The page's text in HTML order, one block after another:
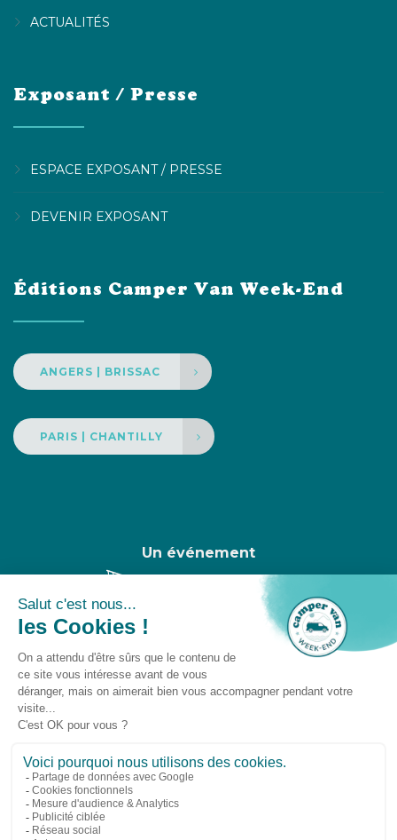
ACTUALITÉS
Exposant / Presse
ESPACE EXPOSANT / PRESSE
DEVENIR EXPOSANT
Éditions Camper Van Week-End
ANGERS | BRISSAC
PARIS | CHANTILLY
Un événement
Camper Van Week-End © 2025 -
Suivez-nous sur